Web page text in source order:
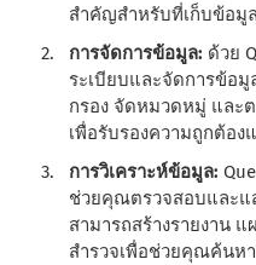
สําคัญสําหรับที่เก็บข้อมู
การจัดการข้อมูล: ด้วย
ระเบียบและจัดการข้อ
กรอง จัดหมวดหมู่ และ
เพื่อรับรองความถูกต้อ
การวิเคราะห์ข้อมูล:
ช่วยคุณตรวจสอบและ
สามารถสร้างรายงาน
สํารวจเพื่อช่วยคุณค้นห